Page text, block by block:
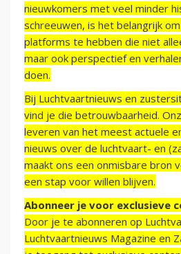
nieuwkomers met veel minder
schreeuwen, is het belangrijk
platforms te hebben die niet
maar ook perspectief en
doen.
Bij Luchtvaartnieuws en
vind je die betrouwbaarheid.
leveren van het meest actuele
nieuws over de luchtvaart- en
maakt ons een onmisbare bron
een stap voor willen blijven.
Abonneer je voor exclusieve
Door je te abonneren op
Luchtvaartnieuws Magazine en